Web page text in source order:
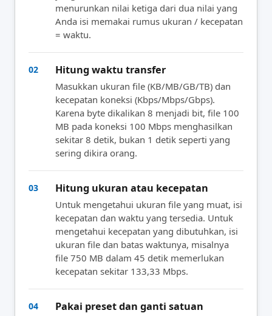
menurunkan nilai ketiga dari dua nilai yang
Anda isi memakai rumus ukuran / kecepatan
= waktu.
02 Hitung waktu transfer
Masukkan ukuran file (KB/MB/GB/TB) dan
kecepatan koneksi (Kbps/Mbps/Gbps).
Karena byte dikalikan 8 menjadi bit, file 100
MB pada koneksi 100 Mbps menghasilkan
sekitar 8 detik, bukan 1 detik seperti yang
sering dikira orang.
03 Hitung ukuran atau kecepatan
Untuk mengetahui ukuran file yang muat, isi
kecepatan dan waktu yang tersedia. Untuk
mengetahui kecepatan yang dibutuhkan, isi
ukuran file dan batas waktunya, misalnya
file 750 MB dalam 45 detik memerlukan
kecepatan sekitar 133,33 Mbps.
04 Pakai preset dan ganti satuan